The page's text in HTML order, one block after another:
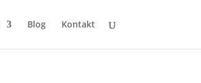
Blog Kontakt